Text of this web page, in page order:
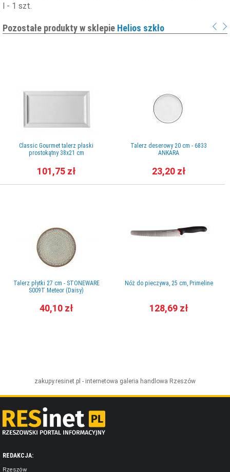
l - 1 szt.
Pozostałe produkty w sklepie Helios szkło
Classic Gourmet talerz płaski
prostokątny 38x21 cm
101,75 zł
Talerz płytki 27 cm - STONEWARE
S009T Meteor (Daisy)
40,10 zł
Talerz deserowy 20 cm - 6833
ANKARA
23,20 zł
Nóż do pieczywa, 25 cm, Primeline
128,69 zł
zakupy.resinet.pl - internetowa galeria handlowa Rzeszów
REDAKCJA:
Rzeszów